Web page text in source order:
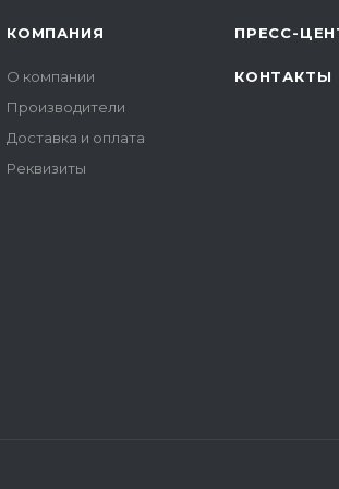
КОМПАНИЯ
О компании
Производители
Доставка и оплата
Реквизиты
ПРЕСС-
КОНТАКТЫ